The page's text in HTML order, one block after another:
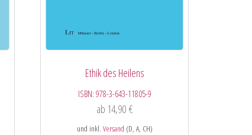
Ethik des Heilens
ISBN: 978-3-643-11805-9
ab 14,90 €
und inkl. Versand (D, A, CH)